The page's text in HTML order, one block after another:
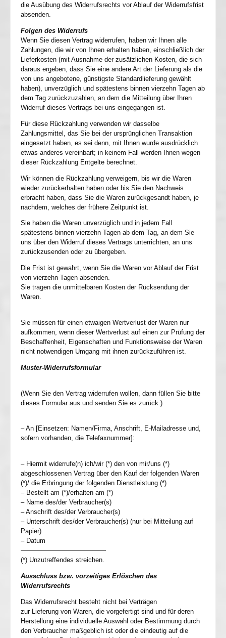
die Ausübung des Widerrufsrechts vor Ablauf der Widerrufsfrist
absenden.
Folgen des Widerrufs
Wenn Sie diesen Vertrag widerrufen, haben wir Ihnen alle
Zahlungen, die wir von Ihnen erhalten haben, einschließlich der
Lieferkosten (mit Ausnahme der zusätzlichen Kosten, die sich
daraus ergeben, dass Sie eine andere Art der Lieferung als die
von uns angebotene, günstigste Standardlieferung gewählt
haben), unverzüglich und spätestens binnen vierzehn Tagen ab
dem Tag zurückzuzahlen, an dem die Mitteilung über Ihren
Widerruf dieses Vertrags bei uns eingegangen ist.
Für diese Rückzahlung verwenden wir dasselbe
Zahlungsmittel, das Sie bei der ursprünglichen Transaktion
eingesetzt haben, es sei denn, mit Ihnen wurde ausdrücklich
etwas anderes vereinbart; in keinem Fall werden Ihnen wegen
dieser Rückzahlung Entgelte berechnet.
Wir können die Rückzahlung verweigern, bis wir die Waren
wieder zurückerhalten haben oder bis Sie den Nachweis
erbracht haben, dass Sie die Waren zurückgesandt haben, je
nachdem, welches der frühere Zeitpunkt ist.
Sie haben die Waren unverzüglich und in jedem Fall
spätestens binnen vierzehn Tagen ab dem Tag, an dem Sie
uns über den Widerruf dieses Vertrags unterrichten, an uns
zurückzusenden oder zu übergeben.
Die Frist ist gewahrt, wenn Sie die Waren vor Ablauf der Frist
von vierzehn Tagen absenden.
Sie tragen die unmittelbaren Kosten der Rücksendung der
Waren.
Sie müssen für einen etwaigen Wertverlust der Waren nur
aufkommen, wenn dieser Wertverlust auf einen zur Prüfung der
Beschaffenheit, Eigenschaften und Funktionsweise der Waren
nicht notwendigen Umgang mit ihnen zurückzuführen ist.
Muster-Widerrufsformular
(Wenn Sie den Vertrag widerrufen wollen, dann füllen Sie bitte
dieses Formular aus und senden Sie es zurück.)
– An [Einsetzen: Namen/Firma, Anschrift, E-Mailadresse und,
sofern vorhanden, die Telefaxnummer]:
– Hiermit widerrufe(n) ich/wir (*) den von mir/uns (*)
abgeschlossenen Vertrag über den Kauf der folgenden Waren
(*)/ die Erbringung der folgenden Dienstleistung (*)
– Bestellt am (*)/erhalten am (*)
– Name des/der Verbraucher(s)
– Anschrift des/der Verbraucher(s)
– Unterschrift des/der Verbraucher(s) (nur bei Mitteilung auf
Papier)
– Datum
—————————————
(*) Unzutreffendes streichen.
Ausschluss bzw. vorzeitiges Erlöschen des
Widerrufsrechts
Das Widerrufsrecht besteht nicht bei Verträgen
zur Lieferung von Waren, die vorgefertigt sind und für deren
Herstellung eine individuelle Auswahl oder Bestimmung durch
den Verbraucher maßgeblich ist oder die eindeutig auf die